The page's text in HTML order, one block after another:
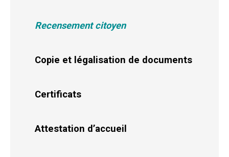
Recensement citoyen
Copie et légalisation de documents
Certificats
Attestation d’accueil